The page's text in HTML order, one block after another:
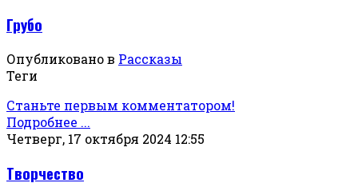
Грубо
Опубликовано в Рассказы
Теги
Станьте первым комментатором!
Подробнее ...
Четверг, 17 октября 2024 12:55
Творчество